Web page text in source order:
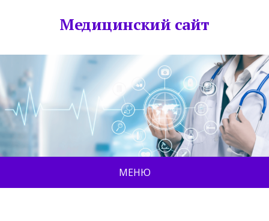
Медицинский сайт
МЕНЮ